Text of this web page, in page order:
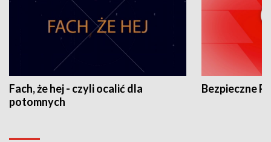
Fach, że hej - czyli ocalić dla
potomnych
Bezpieczne